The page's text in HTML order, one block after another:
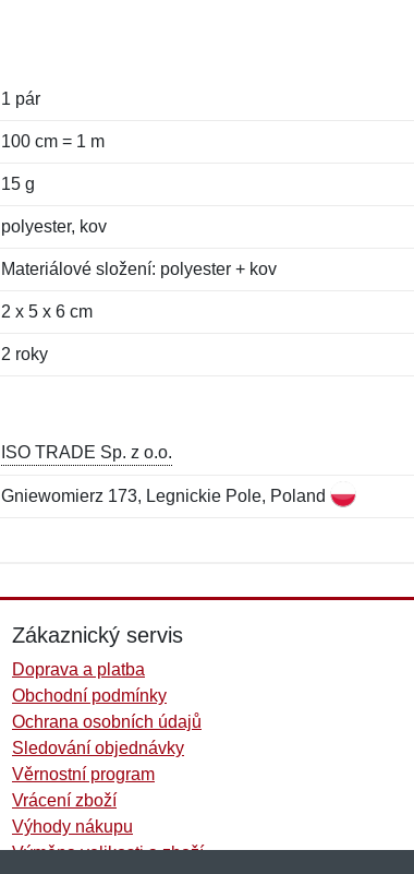
1 pár
100 cm = 1 m
15 g
polyester, kov
Materiálové složení: polyester + kov
2 x 5 x 6 cm
2 roky
ISO TRADE Sp. z o.o.
Gniewomierz 173, Legnickie Pole, Poland
Zákaznický servis
Doprava a platba
Obchodní podmínky
Ochrana osobních údajů
Sledování objednávky
Věrnostní program
Vrácení zboží
Výhody nákupu
Výměna velikosti a zboží